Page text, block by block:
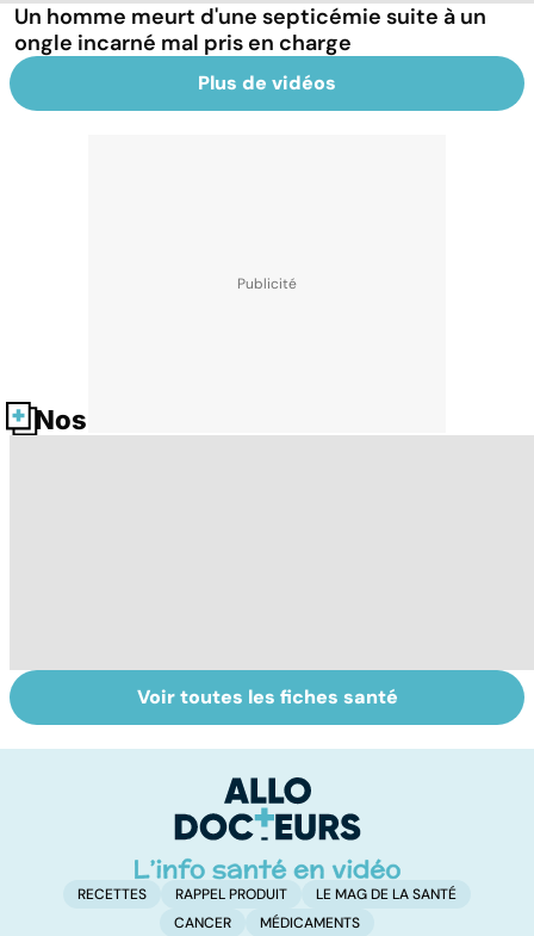
Un homme meurt d'une septicémie suite à un
ongle incarné mal pris en charge
Plus de vidéos
Nos fiches santé
Tout savoir sur le
cerveau
Staphylocoque
doré : une
surveillance
Voir toutes les fiches santé
RECETTES RAPPEL PRODUIT
LE MAG DE LA SANTÉ
CANCER
MÉDICAMENTS